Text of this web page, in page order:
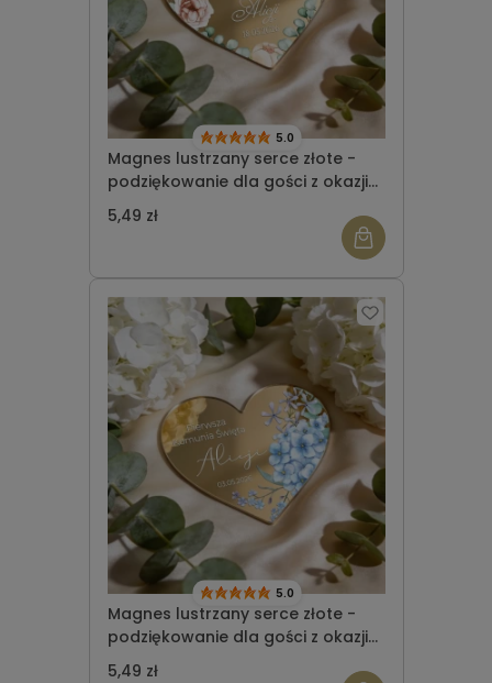
Magnes lustrzany serce złote -
podziękowanie dla gości z okazji
Komunii Świętej wzór 3
5.0
5,49 zł
Magnes lustrzany serce złote -
podziękowanie dla gości z okazji
Komunii Świętej wzór 2
5.0
5,49 zł